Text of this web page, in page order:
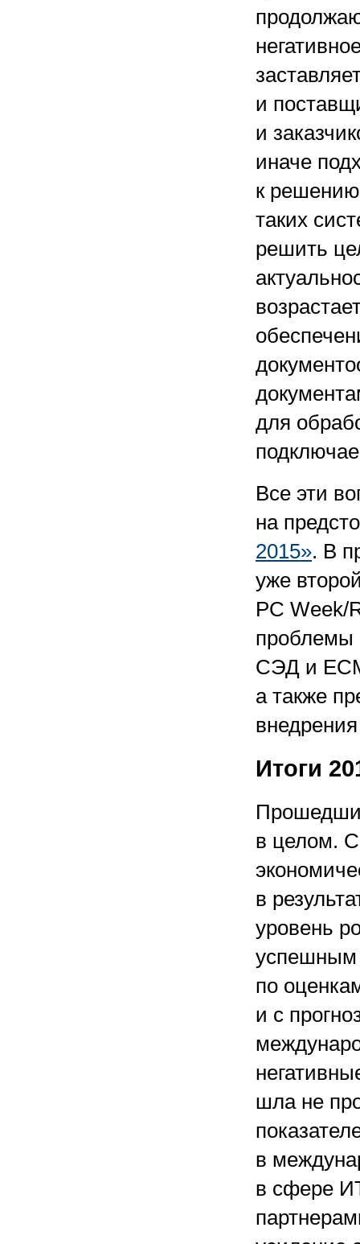
и
и
иначе
к
таких
решить
для
Все эти
на
2015». В
уже
PC Week/
проблемы
СЭД и
а также
Итоги
в целом.
в
уровень
успешным
по
и с
шла не
в
в сфере